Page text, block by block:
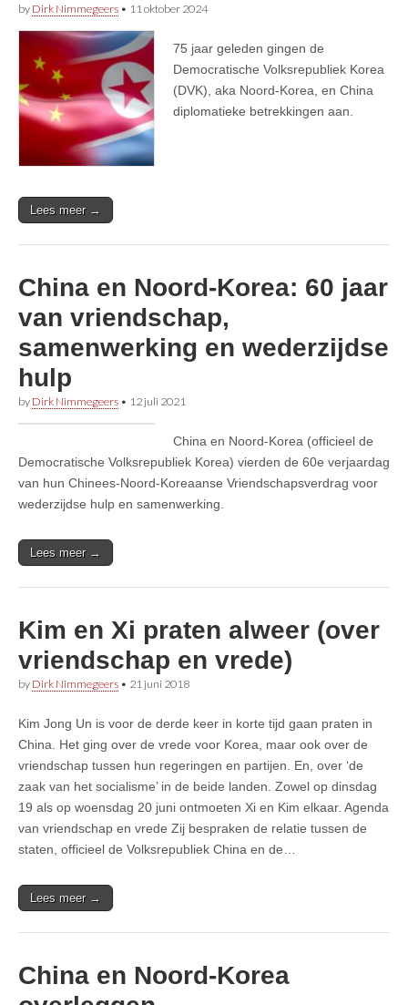
by Dirk Nimmegeers • 11 oktober 2024
75 jaar geleden gingen de
Democratische Volksrepubliek Korea
(DVK), aka Noord-Korea, en China
diplomatieke betrekkingen aan.
Lees meer →
China en Noord-Korea: 60 jaar
van vriendschap,
samenwerking en wederzijdse
hulp
by Dirk Nimmegeers • 12 juli 2021
China en Noord-Korea (officieel de
Democratische Volksrepubliek Korea) vierden de 60e verjaardag
van hun Chinees-Noord-Koreaanse Vriendschapsverdrag voor
wederzijdse hulp en samenwerking.
Lees meer →
Kim en Xi praten alweer (over
vriendschap en vrede)
by Dirk Nimmegeers • 21 juni 2018
Kim Jong Un is voor de derde keer in korte tijd gaan praten in
China. Het ging over de vrede voor Korea, maar ook over de
vriendschap tussen hun regeringen en partijen. En, over ‘de
zaak van het socialisme’ in de beide landen. Zowel op dinsdag
19 als op woensdag 20 juni ontmoeten Xi en Kim elkaar. Agenda
van vriendschap en vrede Zij bespraken de relatie tussen de
staten, officieel de Volksrepubliek China en de…
Lees meer →
China en Noord-Korea